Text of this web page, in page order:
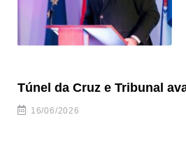
Túnel da Cruz e Tribunal
16/06/2026